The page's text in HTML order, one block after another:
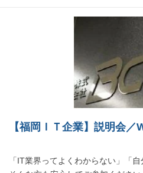
【福岡ＩＴ企業】説明会／
「IT業界ってよくわからない」「